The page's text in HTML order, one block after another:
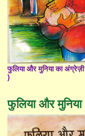
फुलिया और मुनिया का
)
फुलिया और मुनिया